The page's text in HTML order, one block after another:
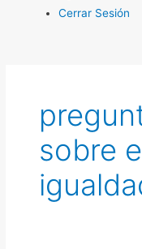
Cerrar Sesión
sobre